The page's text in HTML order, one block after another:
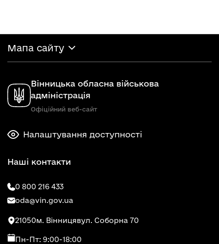
Мапа сайту
Вінницька обласна військова
адміністрація
Офіційний веб-сайт
Налаштування доступності
Наші контакти
0 800 216 433
oda@vin.gov.ua
21050м. Вінницявул. Соборна 70
Пн-Пт: 9:00-18:00